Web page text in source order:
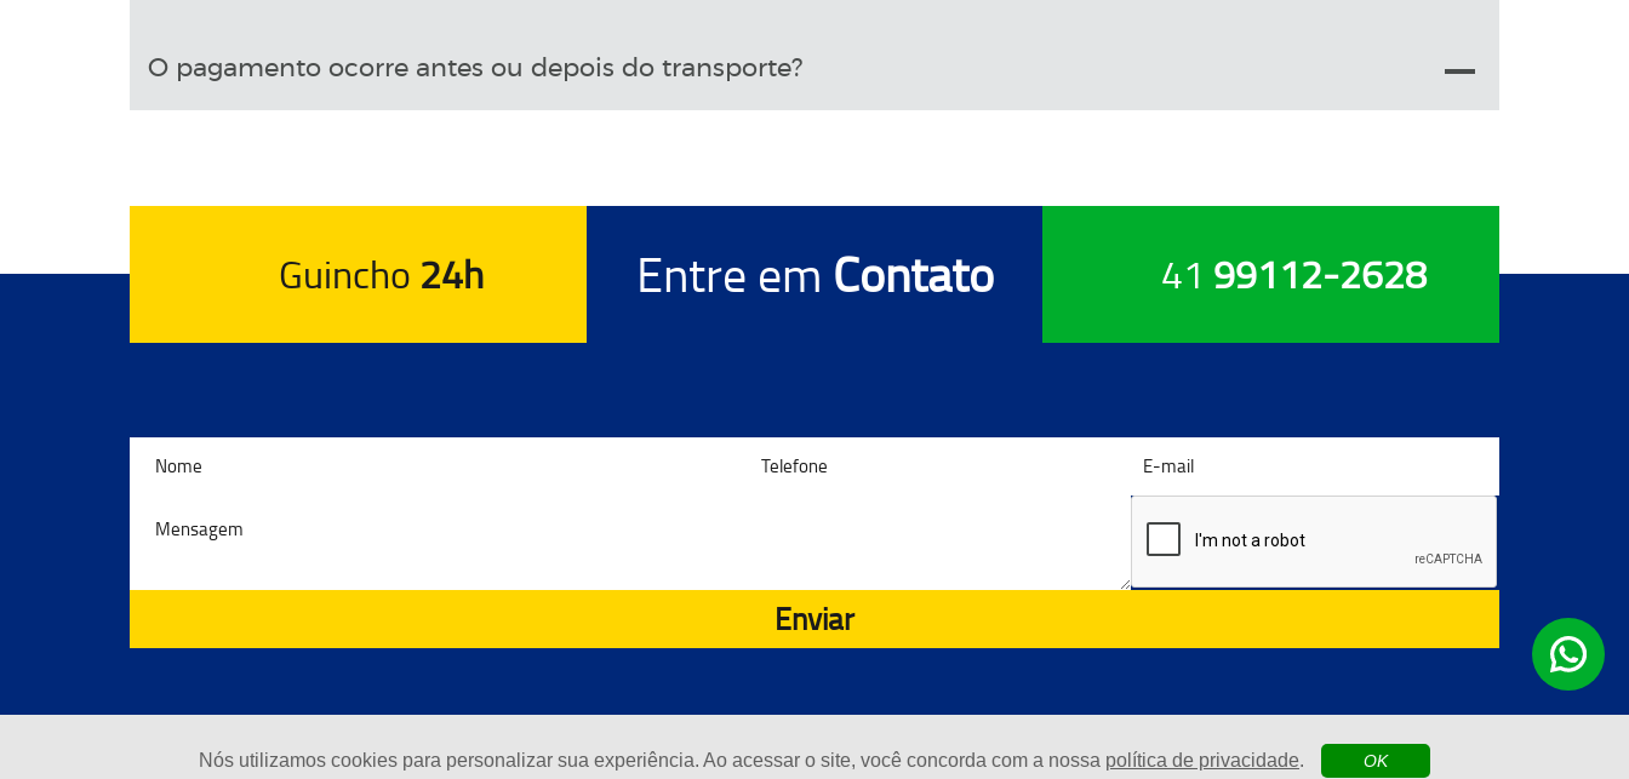
Nós utilizamos cookies para personalizar sua experiência. Ao acessar o site, você concorda com a nossa política de privacidade. OK
O pagamento ocorre antes ou depois do transporte?
Guincho 24h Entre em Contato 41 99112-2628
Enviar